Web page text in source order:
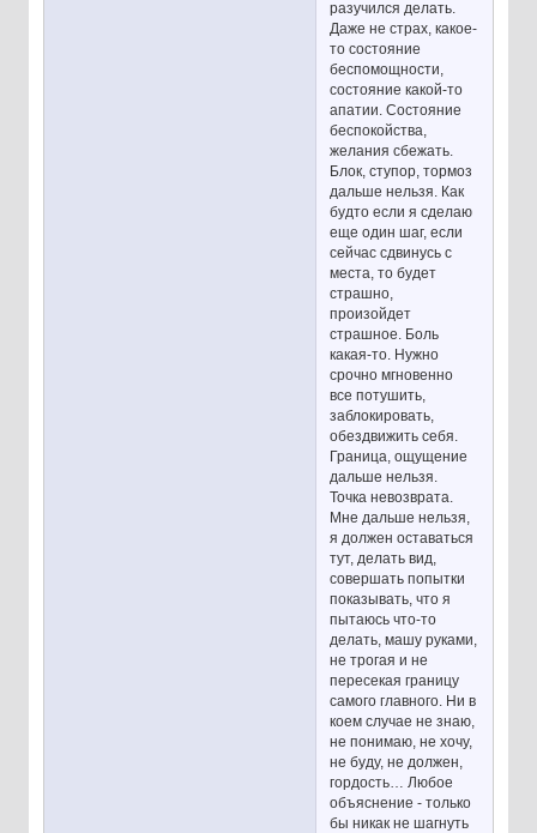
разучился делать.
Даже не страх, какое-
то состояние
беспомощности,
состояние какой-то
апатии. Состояние
беспокойства,
желания сбежать.
Блок, ступор, тормоз
дальше нельзя. Как
будто если я сделаю
еще один шаг, если
сейчас сдвинусь с
места, то будет
страшно,
произойдет
страшное. Боль
какая-то. Нужно
срочно мгновенно
все потушить,
заблокировать,
обездвижить себя.
Граница, ощущение
дальше нельзя.
Точка невозврата.
Мне дальше нельзя,
я должен оставаться
тут, делать вид,
совершать попытки
показывать, что я
пытаюсь что-то
делать, машу руками,
не трогая и не
пересекая границу
самого главного. Ни в
коем случае не знаю,
не понимаю, не хочу,
не буду, не должен,
гордость… Любое
объяснение - только
бы никак не шагнуть